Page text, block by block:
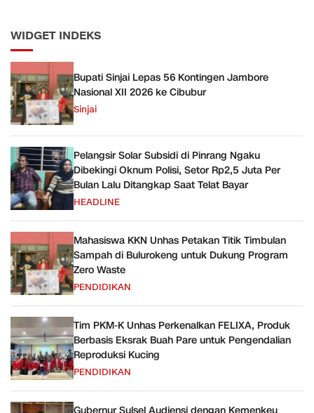
WIDGET INDEKS
Bupati Sinjai Lepas 56 Kontingen Jambore
Nasional XII 2026 ke Cibubur
Sinjai
Pelangsir Solar Subsidi di Pinrang Ngaku
Dibekingi Oknum Polisi, Setor Rp2,5 Juta Per
Bulan Lalu Ditangkap Saat Telat Bayar
HEADLINE
Mahasiswa KKN Unhas Petakan Titik Timbulan
Sampah di Bulurokeng untuk Dukung Program
Zero Waste
PENDIDIKAN
Tim PKM-K Unhas Perkenalkan FELIXA, Produk
Berbasis Eksrak Buah Pare untuk Pengendalian
Reproduksi Kucing
PENDIDIKAN